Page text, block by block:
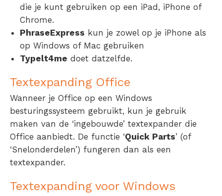
die je kunt gebruiken op een iPad, iPhone of
Chrome.
PhraseExpress kun je zowel op je iPhone als
op Windows of Mac gebruiken
Typelt4me doet datzelfde.
Textexpanding Office
Wanneer je Office op een Windows
besturingssysteem gebruikt, kun je gebruik
maken van de ‘ingebouwde’ textexpander die
Office aanbiedt. De functie ‘Quick Parts’ (of
‘Snelonderdelen’) fungeren dan als een
textexpander.
Textexpanding voor Windows